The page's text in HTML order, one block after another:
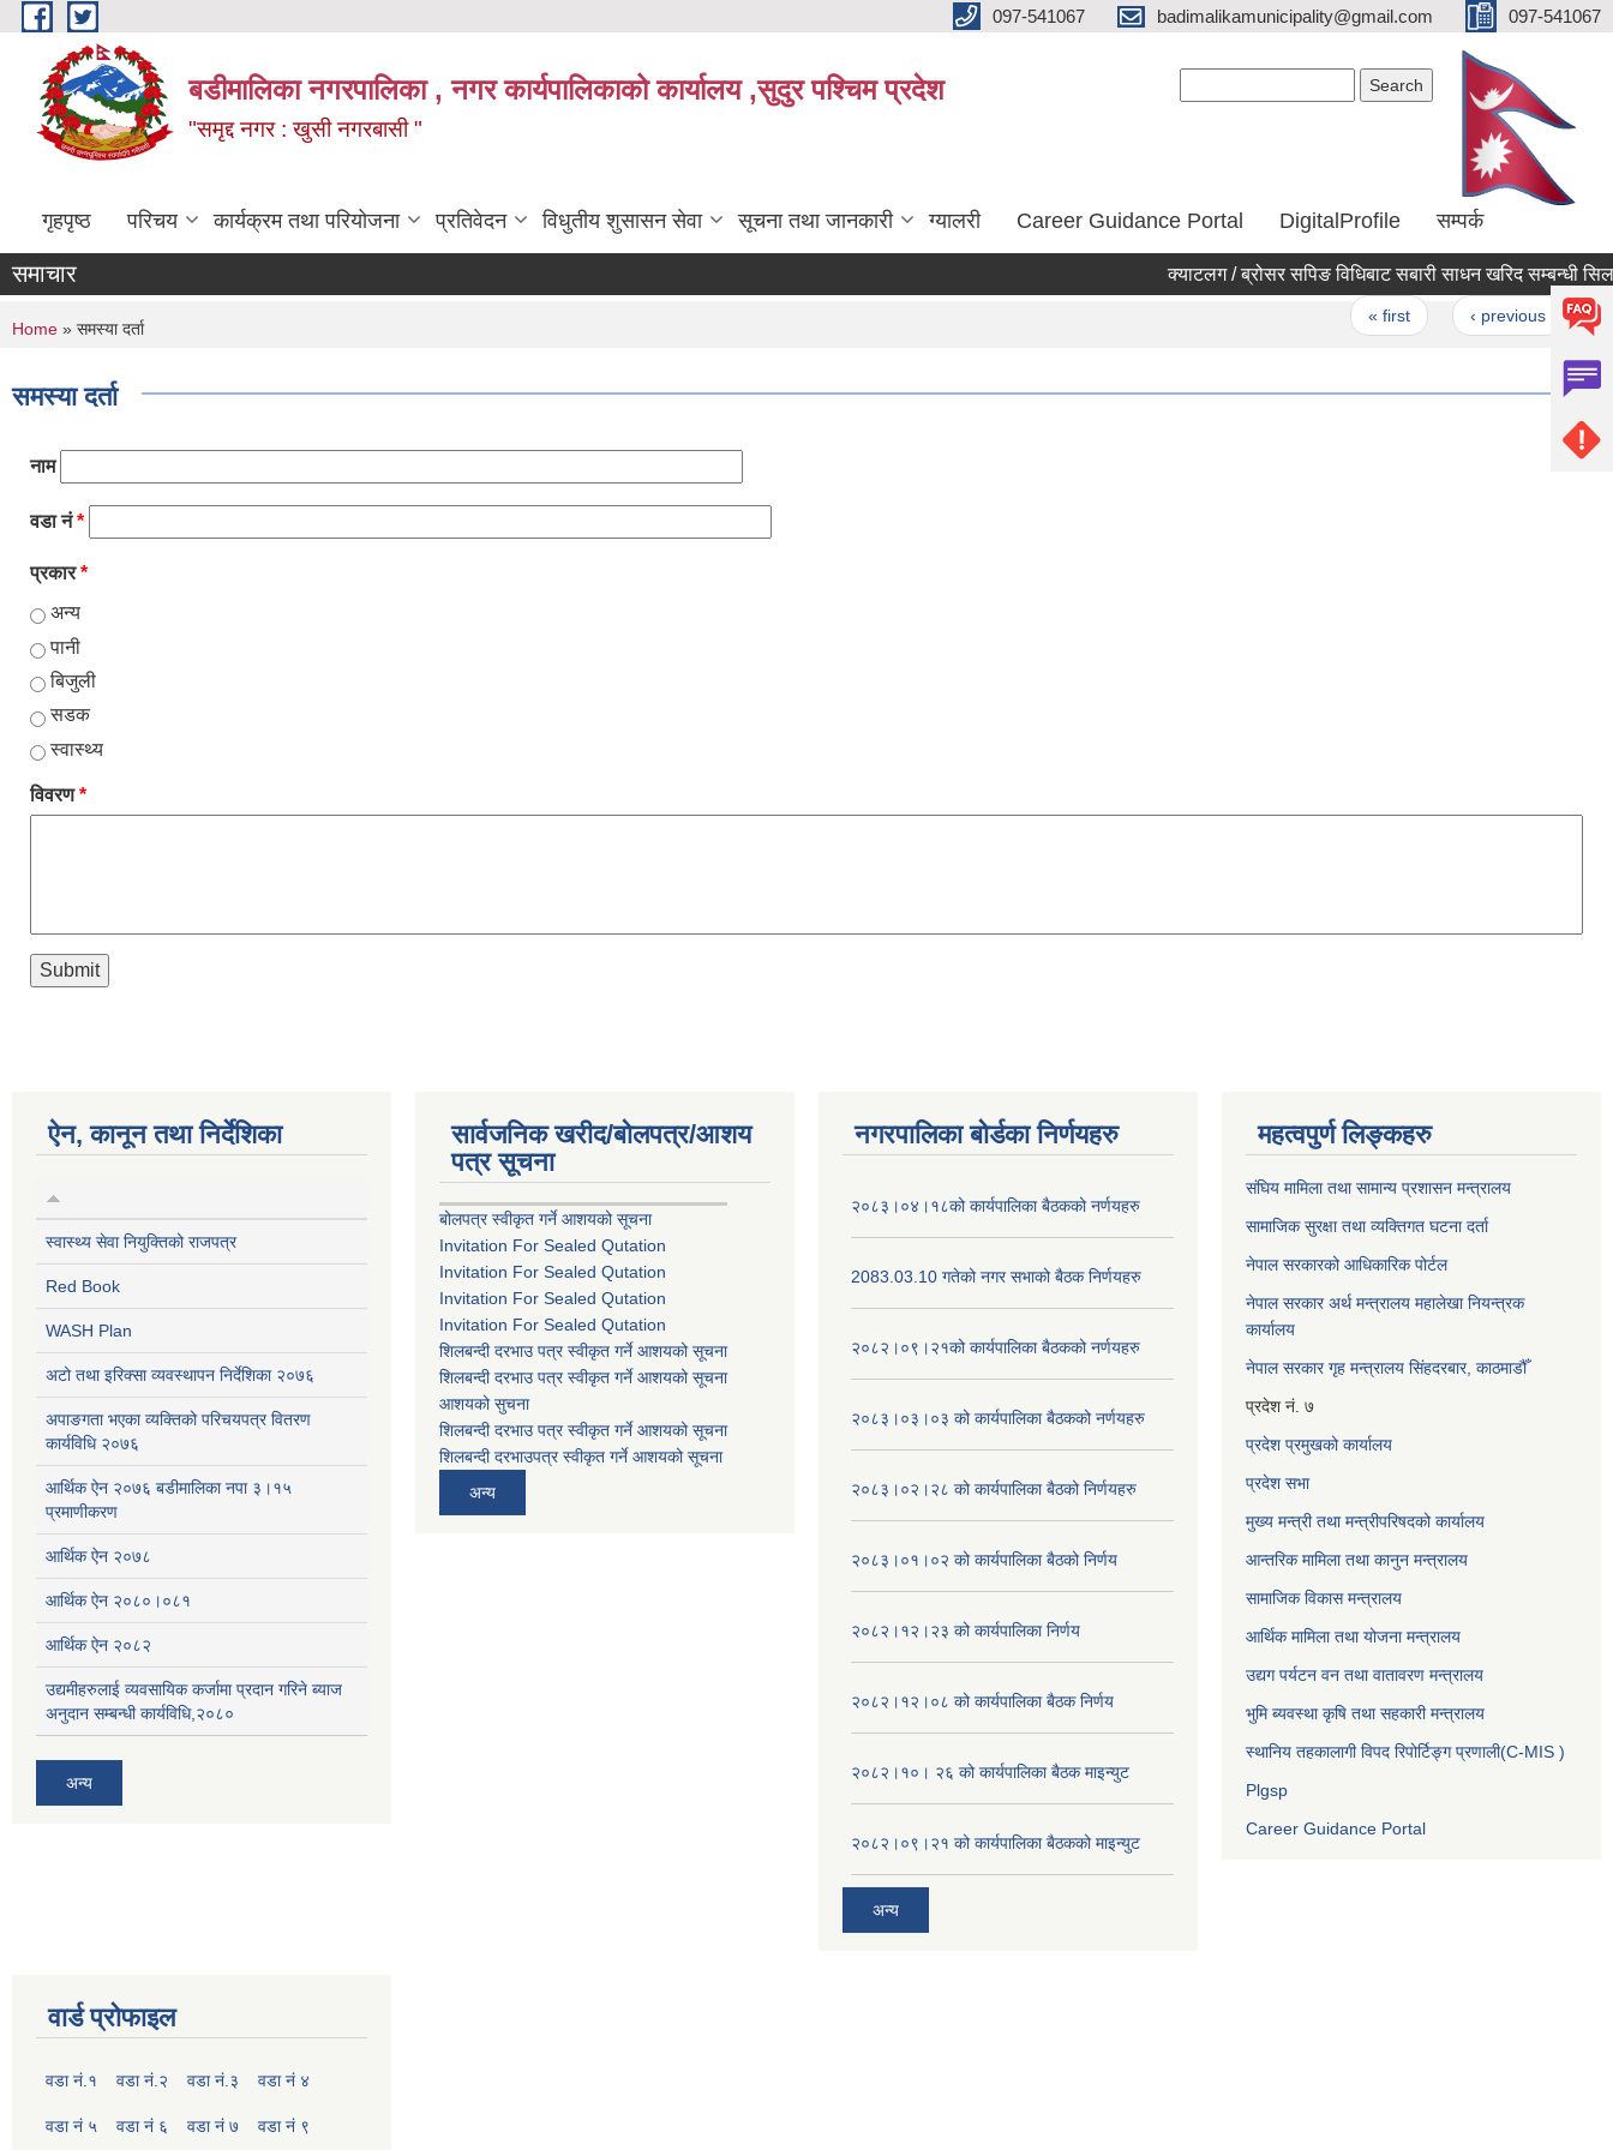
Skip to main content 097-541067 badimalikamunicipality@gmail.com 097-541067
बडीमालिका नगरपालिका , नगर कार्यपालिकाको कार्यालय ,सुदुर पश्चिम प्रदेश
"समृद्द नगर : खुसी नगरबासी "
गृहपृष्ठ परिचय कार्यक्रम तथा परियोजना प्रतिवेदन विधुतीय शुसासन सेवा सूचना तथा जानकारी ग्यालरी Career Guidance Portal DigitalProfile सम्पर्क
समाचार क्याटलग / ब्रोसर सपिङ विधिबाट सबारी साधन खरिद सम्बन्धी
« first ‹ previous …
You are here
Home » समस्या दर्ता
समस्या दर्ता
नाम
वडा नं*
प्रकार*
अन्य
पानी
बिजुली
सडक
स्वास्थ्य
विवरण*
ऐन, कानून तथा निर्देशिका
स्वास्थ्य सेवा नियुक्तिको राजपत्र
Red Book
WASH Plan
अटो तथा इरिक्सा व्यवस्थापन निर्देशिका २०७६
अपाङगता भएका व्यक्तिको परिचयपत्र वितरण
कार्यविधि २०७६
आर्थिक ऐन २०७६ बडीमालिका नपा ३।१५
प्रमाणीकरण
आर्थिक ऐन २०७८
आर्थिक ऐन २०८०।०८१
आर्थिक ऐन २०८२
उद्यमीहरुलाई व्यवसायिक कर्जामा प्रदान गरिने ब्याज
अनुदान सम्बन्धी कार्यविधि,२०८०
अन्य
सार्वजनिक खरीद/बोलपत्र/आशय
पत्र सूचना
बोलपत्र स्वीकृत गर्ने आशयको सूचना
Invitation For Sealed Qutation
Invitation For Sealed Qutation
Invitation For Sealed Qutation
Invitation For Sealed Qutation
शिलबन्दी दरभाउ पत्र स्वीकृत गर्ने आशयको सूचना
शिलबन्दी दरभाउ पत्र स्वीकृत गर्ने आशयको सूचना
आशयको सुचना
शिलबन्दी दरभाउ पत्र स्वीकृत गर्ने आशयको सूचना
शिलबन्दी दरभाउपत्र स्वीकृत गर्ने आशयको सूचना
अन्य
नगरपालिका बोर्डका निर्णयहरु
२०८३।०४।१८को कार्यपालिका बैठकको नर्णयहरु
2083.03.10 गतेको नगर सभाको बैठक निर्णयहरु
२०८२।०९।२१को कार्यपालिका बैठकको नर्णयहरु
२०८३।०३।०३ को कार्यपालिका बैठकको नर्णयहरु
२०८३।०२।२८ को कार्यपालिका बैठको निर्णयहरु
२०८३।०१।०२ को कार्यपालिका बैठको निर्णय
२०८२।१२।२३ को कार्यपालिका निर्णय
२०८२।१२।०८ को कार्यपालिका बैठक निर्णय
२०८२।१०। २६ को कार्यपालिका बैठक माइन्युट
२०८२।०९।२१ को कार्यपालिका बैठकको माइन्युट
अन्य
महत्वपुर्ण लिङ्कहरु
संघिय मामिला तथा सामान्य प्रशासन मन्त्रालय
सामाजिक सुरक्षा तथा व्यक्तिगत घटना दर्ता
नेपाल सरकारको आधिकारिक पोर्टल
नेपाल सरकार अर्थ मन्त्रालय महालेखा नियन्त्रक
कार्यालय
नेपाल सरकार गृह मन्त्रालय सिंहदरबार, काठमाडौँ
प्रदेश नं. ७
प्रदेश प्रमुखको कार्यालय
प्रदेश सभा
मुख्य मन्त्री तथा मन्त्रीपरिषदको कार्यालय
आन्तरिक मामिला तथा कानुन मन्त्रालय
सामाजिक विकास मन्त्रालय
आर्थिक मामिला तथा योजना मन्त्रालय
उद्यग पर्यटन वन तथा वातावरण मन्त्रालय
भुमि ब्यवस्था कृषि तथा सहकारी मन्त्रालय
स्थानिय तहकालागी विपद रिपोर्टिङ्ग प्रणाली(C-MIS )
Plgsp
Career Guidance Portal
वार्ड प्रोफाइल
वडा नं.१ वडा नं.२ वडा नं.३ वडा नं ४
वडा नं ५ वडा नं ६ वडा नं ७ वडा नं ९